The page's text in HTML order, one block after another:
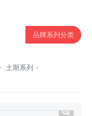
品牌系列分类
土斯系列
+